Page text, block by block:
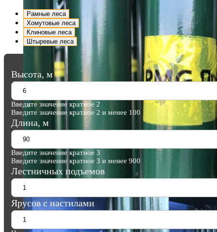
Рамные леса
Хомутовые леса
Клиновые леса
Штыревые леса
Высота, м
Введите значение кратное 2
Введите значение кратное 2 и менее 100
Длина, м
Введите значение кратное 3
Введите значение кратное 3 и менее 900
Лестничных подъемов
Ярусов с настилами